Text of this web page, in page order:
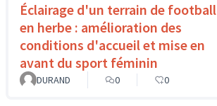
Éclairage d'un terrain de football
en herbe : amélioration des
conditions d'accueil et mise en
avant du sport féminin
DURAND 0 0